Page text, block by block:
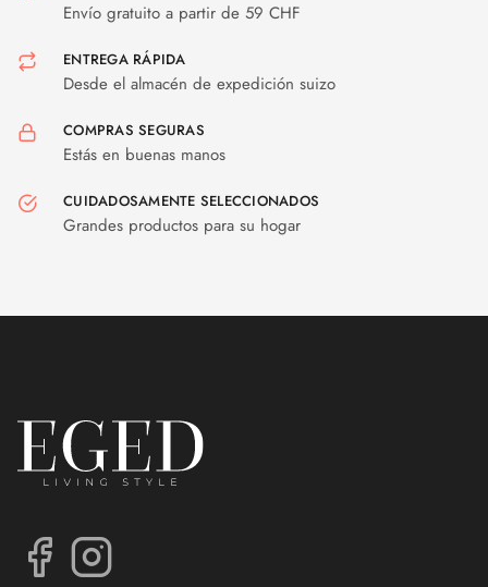
Envío gratuito a partir de 59 CHF
ENTREGA RÁPIDA
Desde el almacén de expedición suizo
COMPRAS SEGURAS
Estás en buenas manos
CUIDADOSAMENTE SELECCIONADOS
Grandes productos para su hogar